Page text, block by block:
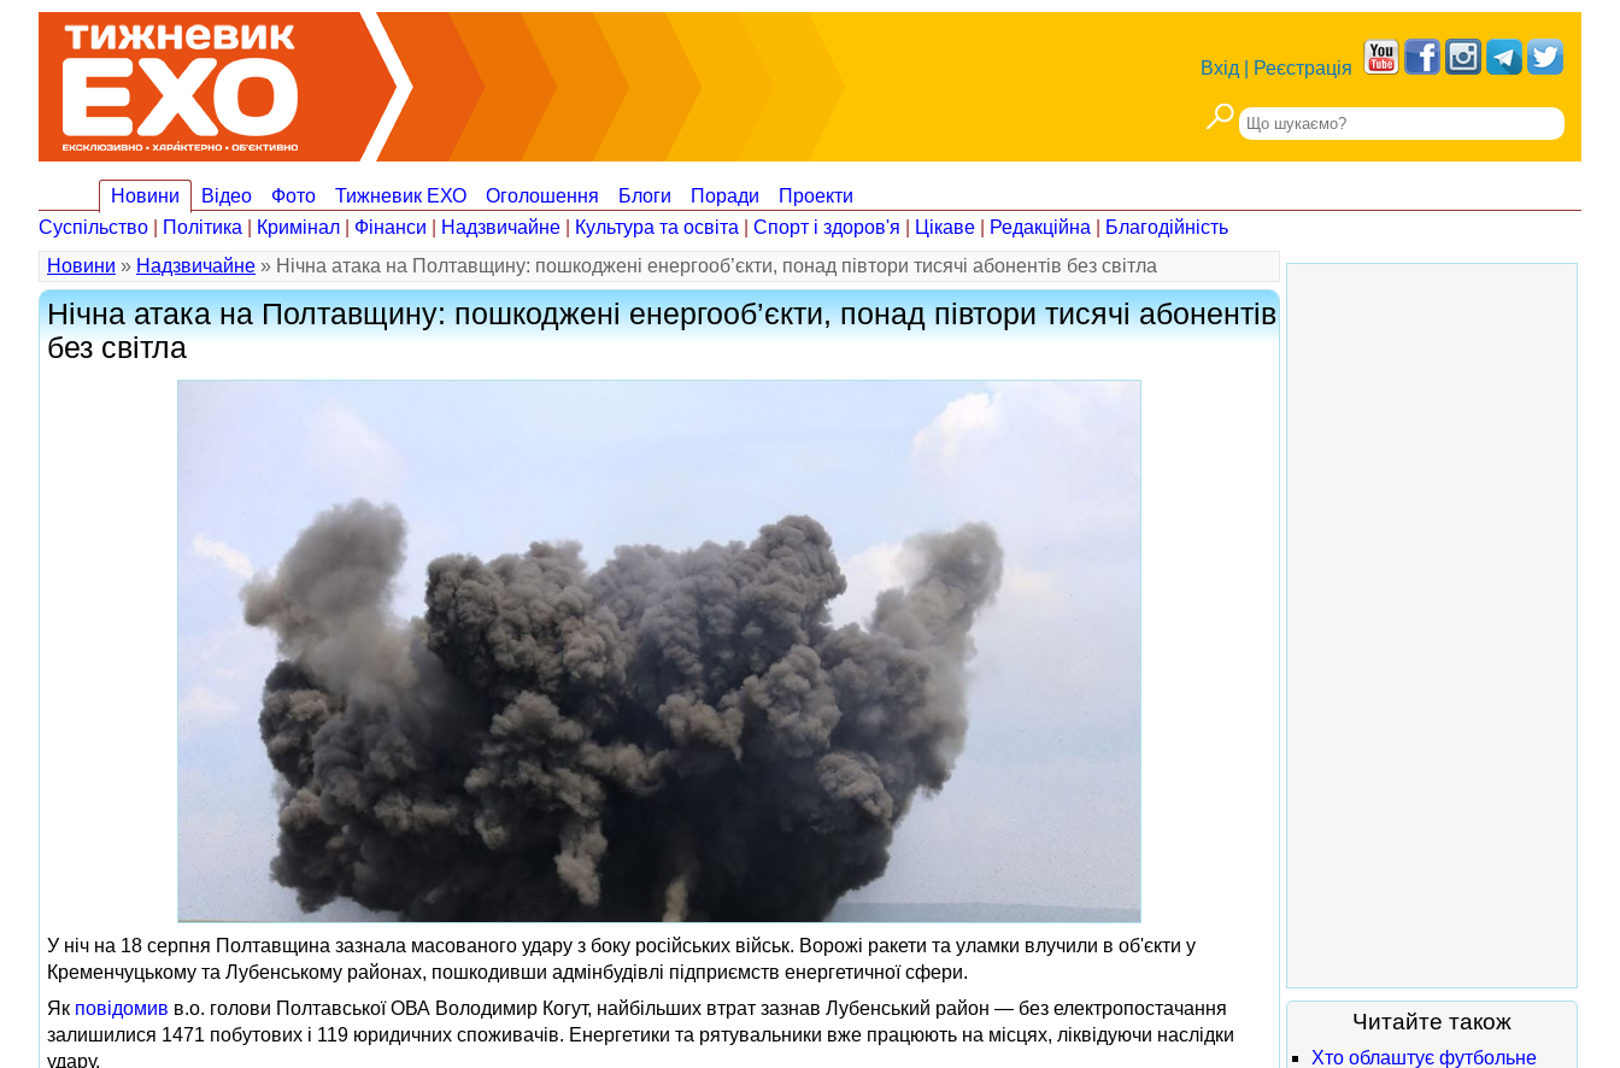
Вхід Реєстрація
Новини Відео Фото Тижневик ЕХО Оголошення Блоги Поради
Проекти
Суспільство
Політика Кримінал Фінанси Надзвичайне Культура та освіта Спорт і здоров'я Цікаве Редакційна
Благодійність
Новини » Надзвичайне » Нічна атака на Полтавщину: пошкоджені енергооб’єкти, понад півтори тисячі абонентів без світла
Нічна атака на Полтавщину: пошкоджені енергооб’єкти, понад півтори тисячі абонентів
без світла
У ніч на 18 серпня Полтавщина зазнала масованого удару з боку російських військ. Ворожі ракети та уламки влучили в об'єкти у
Кременчуцькому та Лубенському районах, пошкодивши адмінбудівлі підприємств енергетичної сфери.
Як повідомив в.о. голови Полтавської ОВА Володимир Когут, найбільших втрат зазнав Лубенський район — без електропостачання
залишилися 1471 побутових і 119 юридичних споживачів. Енергетики та рятувальники вже працюють на місцях, ліквідуючи наслідки
удару.
Читайте також
Хто облаштує футбольне